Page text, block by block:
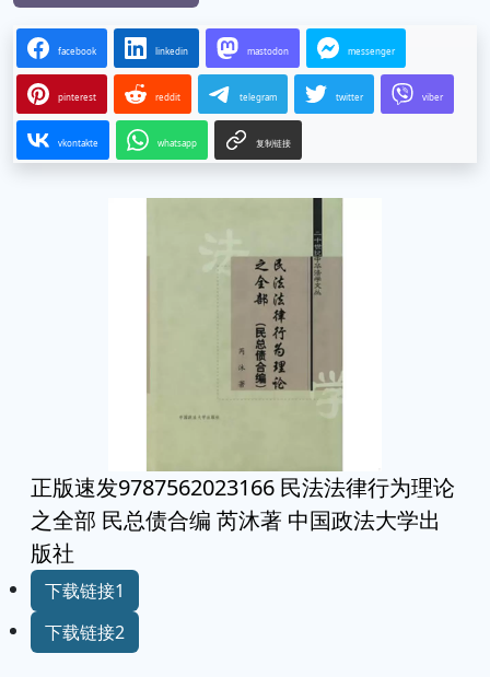
facebook linkedin mastodon messenger
pinterest reddit telegram twitter viber
vkontakte whatsapp 复制链接
正版速发9787562023166 民法法律行为理论
之全部 民总债合编 芮沐著 中国政法大学出
版社
下载链接1
下载链接2